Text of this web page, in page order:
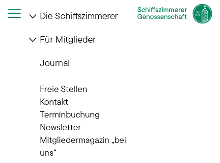
Die Schiffszimmerer
Für Mitglieder
Journal
Freie Stellen
Kontakt
Terminbuchung
Newsletter
Mitgliedermagazin „bei
uns“
Startseite
Die Schiffszimmerer Wohnanlagen
Unsere Quartiere im Wandel
Wohnen in Allermöhe –
grün und wassernah